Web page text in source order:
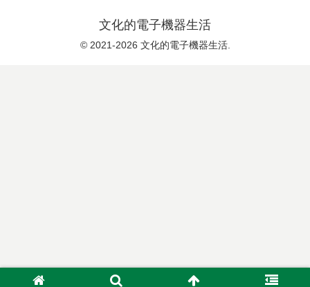
文化的電子機器生活
© 2021-2026 文化的電子機器生活.